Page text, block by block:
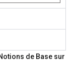
de Base sur